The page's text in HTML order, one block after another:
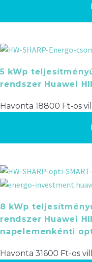
5 kWp
rendszer Huawei
Havonta 18800 Ft-os
8 kWp
rendszer Huawei
napelemenkénti
Havonta 31600 Ft-os